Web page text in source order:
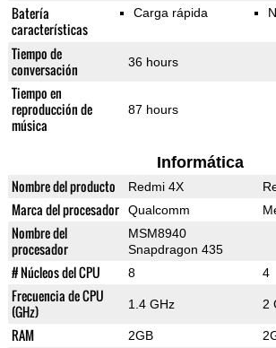
Batería
características
Carga rápida
Tiempo de
conversación
36 hours
Tiempo en
reproducción de
música
87 hours
Informática
Nombre del producto Redmi 4X
Marca del procesador Qualcomm
Nombre del
procesador
MSM8940
Snapdragon 435
# Núcleos del CPU 8 4
Frecuencia de CPU
(GHz)
1.4 GHz 2
RAM 2GB